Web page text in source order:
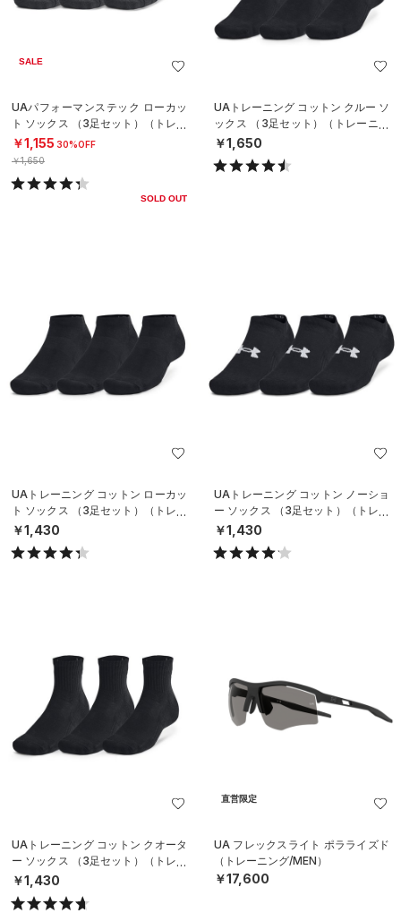
SALE
UAパフォーマンステック ローカッ
ト ソックス （3足セット）（トレー
ニング/UNISEX）
￥1,155 30%OFF
￥1,650
SOLD OUT
UAトレーニング コットン クルー ソ
ックス （3足セット）（トレーニン
グ/UNISEX）
￥1,650
UAトレーニング コットン ローカッ
ト ソックス （3足セット）（トレー
ニング/UNISEX）
￥1,430
UAトレーニング コットン ノーショ
ー ソックス （3足セット）（トレー
ニング/UNISEX）
￥1,430
UAトレーニング コットン クオータ
ー ソックス （3足セット）（トレー
ニング/UNISEX）
￥1,430
直営限定
UA フレックスライト ポラライズド
（トレーニング/MEN）
￥17,600